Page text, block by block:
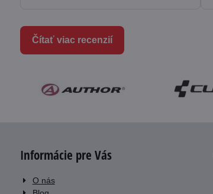
Čítať viac recenzií
Informácie pre Vás
O nás